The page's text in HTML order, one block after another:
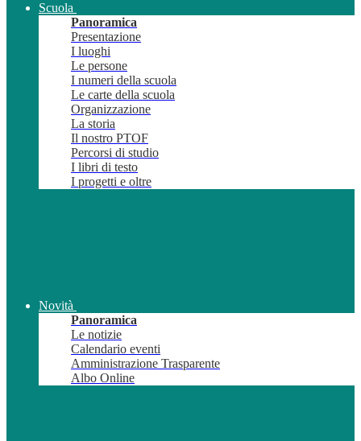
Scuola
Panoramica
Presentazione
I luoghi
Le persone
I numeri della scuola
Le carte della scuola
Organizzazione
La storia
Il nostro PTOF
Percorsi di studio
I libri di testo
I progetti e oltre
Novità
Panoramica
Le notizie
Calendario eventi
Amministrazione Trasparente
Albo Online